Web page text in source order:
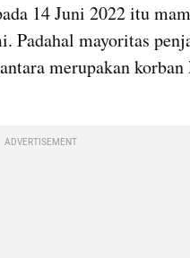
14 Juni 2022 itu
Padahal mayoritas
merupakan
ADVERTISEMENT